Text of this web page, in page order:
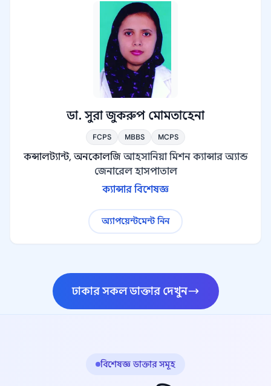
ডা. সুরা জুকরুপ মোমতাহেনা
FCPS MBBS MCPS
কন্সালট্যান্ট, অনকোলজি আহসানিয়া মিশন ক্যান্সার অ্যান্ড
জেনারেল হাসপাতাল
ক্যান্সার বিশেষজ্ঞ
অ্যাপয়েন্টমেন্ট নিন
ঢাকার সকল ডাক্তার দেখুন
বিশেষজ্ঞ ডাক্তার সমূহ